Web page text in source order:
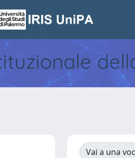
Vai a una